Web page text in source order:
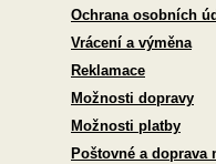
Ochrana osobních
Vrácení a výměna
Reklamace
Možnosti dopravy
Možnosti platby
Poštovné a doprava